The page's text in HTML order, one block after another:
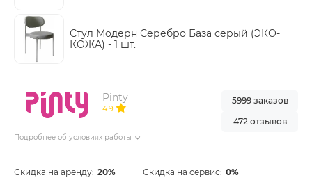
Стул Модерн Серебро База серый (ЭКО-
КОЖА) - 1 шт.
Pinty
4.9
Подробнее об условиях работы
5999 заказов
472 отзывов
Скидка на аренду: 20% Скидка на сервис: 0%